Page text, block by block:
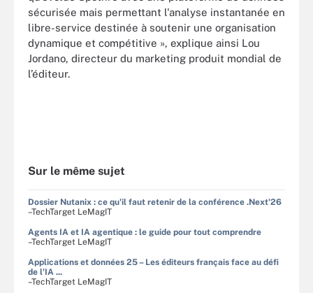
sécurisée mais permettant l'analyse instantanée en
libre-service destinée à soutenir une organisation
dynamique et compétitive », explique ainsi Lou
Jordano, directeur du marketing produit mondial de
l’éditeur.
Sur le même sujet
Dossier Nutanix : ce qu'il faut retenir de la conférence .Next'26
–TechTarget LeMagIT
Agents IA et IA agentique : le guide pour tout comprendre
–TechTarget LeMagIT
Applications et données 25 – Les éditeurs français face au défi
de l'IA ...
–TechTarget LeMagIT